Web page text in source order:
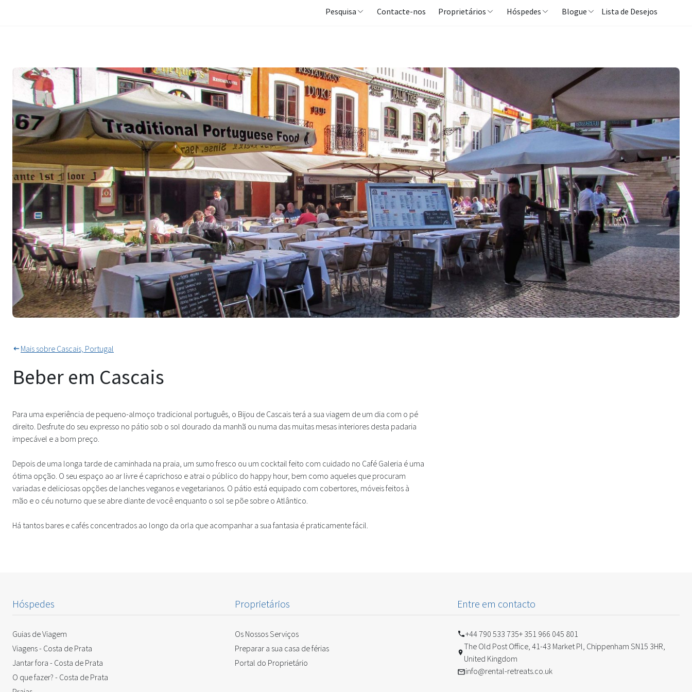
Pesquisa Contacte-nos Proprietários Hóspedes Blogue Lista de Desejos
Mais sobre Cascais, Portugal
Beber em Cascais
Para uma experiência de pequeno-almoço tradicional português, o Bijou de Cascais terá a sua viagem de um dia com o pé
direito. Desfrute do seu expresso no pátio sob o sol dourado da manhã ou numa das muitas mesas interiores desta padaria
impecável e a bom preço.
Depois de uma longa tarde de caminhada na praia, um sumo fresco ou um cocktail feito com cuidado no Café Galeria é uma
ótima opção. O seu espaço ao ar livre é caprichoso e atrai o público do happy hour, bem como aqueles que procuram
variadas e deliciosas opções de lanches veganos e vegetarianos. O pátio está equipado com cobertores, móveis feitos à
mão e o céu noturno que se abre diante de você enquanto o sol se põe sobre o Atlântico.
Há tantos bares e cafés concentrados ao longo da orla que acompanhar a sua fantasia é praticamente fácil.
Hóspedes
Guias de Viagem
Viagens - Costa de Prata
Jantar fora - Costa de Prata
O que fazer? - Costa de Prata
Proprietários
Os Nossos Serviços
Preparar a sua casa de férias
Portal do Proprietário
Entre em contacto
+44 790 533 735+ 351 966 045 801
The Old Post Office, 41-43 Market Pl, Chippenham SN15 3HR,
United Kingdom
info@rental-retreats.co.uk